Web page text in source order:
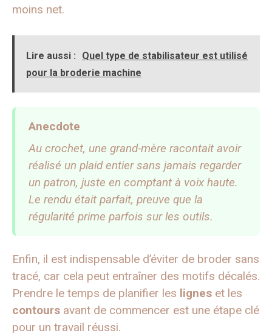
moins net.
Lire aussi :
Quel type de stabilisateur est utilisé
pour la broderie machine
Anecdote
Au crochet, une grand-mère racontait avoir
réalisé un plaid entier sans jamais regarder
un patron, juste en comptant à voix haute.
Le rendu était parfait, preuve que la
régularité prime parfois sur les outils.
Enfin, il est indispensable d’éviter de broder sans
tracé, car cela peut entraîner des motifs décalés.
Prendre le temps de planifier les lignes et les
contours avant de commencer est une étape clé
pour un travail réussi.